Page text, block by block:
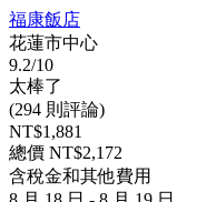
福康飯店
花蓮市中心
9.2/10
太棒了
(294 則評論)
NT$1,881
總價 NT$2,172
含稅金和其他費用